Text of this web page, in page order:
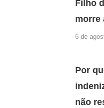
Filho
morre
6 de
Por
não